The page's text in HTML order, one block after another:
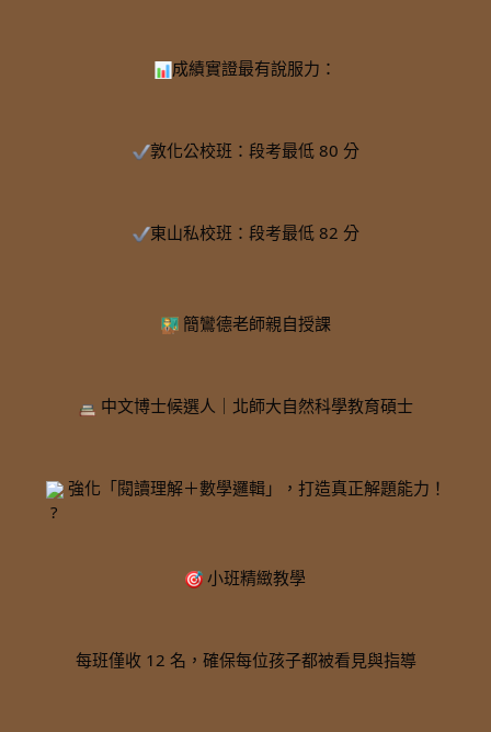
成績實證最有說服力：
敦化公校班：段考最低 80 分
東山私校班：段考最低 82 分
簡鸞德老師親自授課
中文博士候選人｜北師大自然科學教育碩士
強化「閱讀理解＋數學邏輯」，打造真正解題能力！
小班精緻教學
每班僅收 12 名，確保每位孩子都被看見與指導